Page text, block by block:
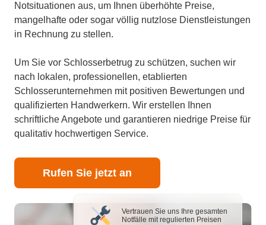
Notsituationen aus, um Ihnen überhöhte Preise,
mangelhafte oder sogar völlig nutzlose Dienstleistungen
in Rechnung zu stellen.
Um Sie vor Schlosserbetrug zu schützen, suchen wir
nach lokalen, professionellen, etablierten
Schlosserunternehmen mit positiven Bewertungen und
qualifizierten Handwerkern. Wir erstellen Ihnen
schriftliche Angebote und garantieren niedrige Preise für
qualitativ hochwertigen Service.
Rufen Sie jetzt an
Vertrauen Sie uns Ihre gesamten
Notfälle mit regulierten Preisen